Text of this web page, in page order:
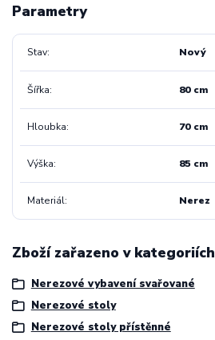
Parametry
Stav Nový
Šířka 80 cm
Hloubka 70 cm
Výška 85 cm
Materiál Nerez
Zboží zařazeno v kategoriích
Nerezové vybavení svařované
Nerezové stoly
Nerezové stoly přístěnné